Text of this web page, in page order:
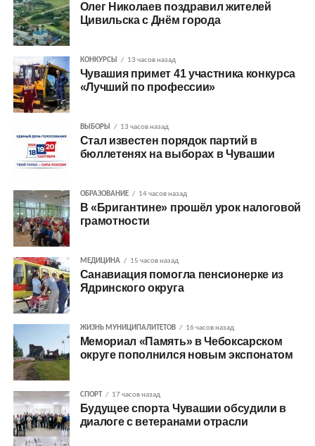
Олег Николаев поздравил жителей
Цивильска с Днём города
КОНКУРСЫ 13 часов назад
Чувашия примет 41 участника конкурса
«Лучший по профессии»
ВЫБОРЫ 13 часов назад
Стал известен порядок партий в
бюллетенях на выборах в Чувашии
ОБРАЗОВАНИЕ 14 часов назад
В «Бригантине» прошёл урок налоговой
грамотности
МЕДИЦИНА 15 часов назад
Санавиация помогла пенсионерке из
Ядринского округа
ЖИЗНЬ МУНИЦИПАЛИТЕТОВ 16 часов назад
Мемориал «Память» в Чебоксарском
округе пополнился новым экспонатом
СПОРТ 17 часов назад
Будущее спорта Чувашии обсудили в
диалоге с ветеранами отрасли